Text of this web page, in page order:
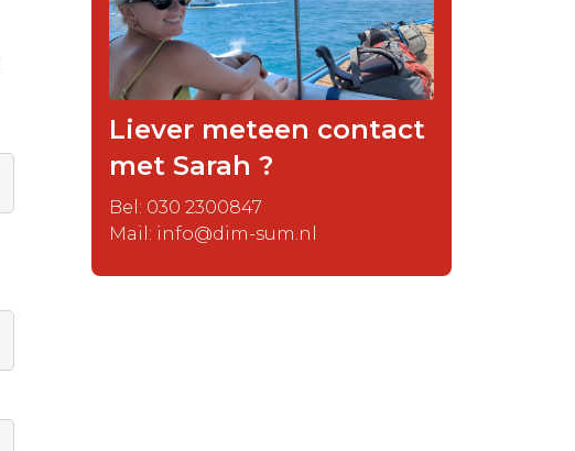
Liever meteen contact
met Sarah ?
Bel: 030 2300847
Mail: info@dim-sum.nl